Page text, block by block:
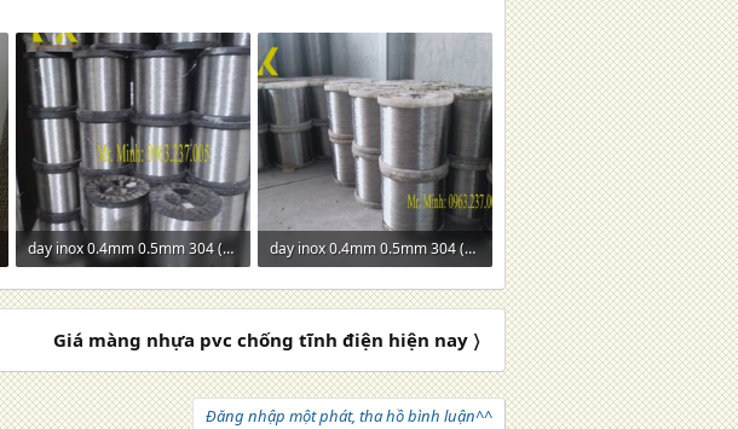
day inox 0.4mm 0.5mm 304 (1).jpg
244,1 KB · Lượt xem: 0
day inox 0.4mm 0.5mm 304 (2).jpg
221 KB · Lượt xem: 0
Giá màng nhựa pvc chống tĩnh điện hiện nay 〉
Đăng nhập một phát, tha hồ bình luận^^